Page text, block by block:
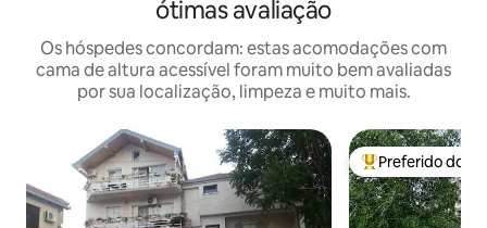
ótimas avaliação
Os hóspedes concordam: estas acomodações com
cama de altura acessível foram muito bem avaliadas
por sua localização, limpeza e muito mais.
Entre os
Preferido dos